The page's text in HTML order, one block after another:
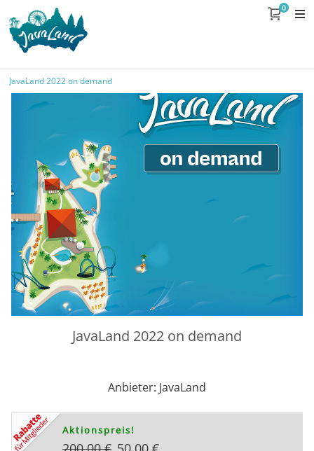
0
JavaLand 2022 on demand
JavaLand 2022 on demand
Anbieter: JavaLand
Aktionspreis!